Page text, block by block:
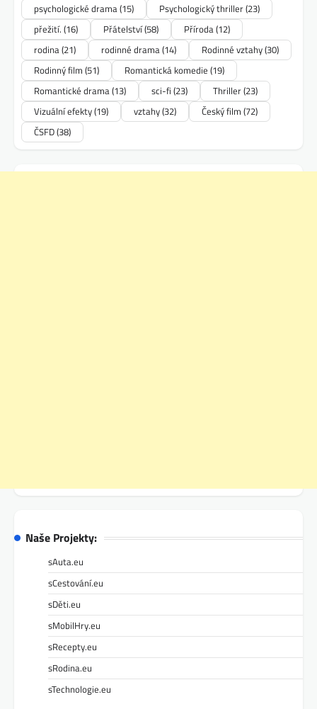
psychologické drama(15) Psychologický thriller(23)
přežití. (16) Přátelství(58) Příroda(12)
rodina(21) rodinné drama(14) Rodinné vztahy(30)
Rodinný film (51) Romantická komedie (19)
Romantické drama(13) sci-fi (23) Thriller(23)
Vizuální efekty(19) vztahy(32) Český film (72)
ČSFD(38)
Naše Projekty:
sAuta.eu
sCestování.eu
sDěti.eu
sMobilHry.eu
sRecepty.eu
sRodina.eu
sTechnologie.eu